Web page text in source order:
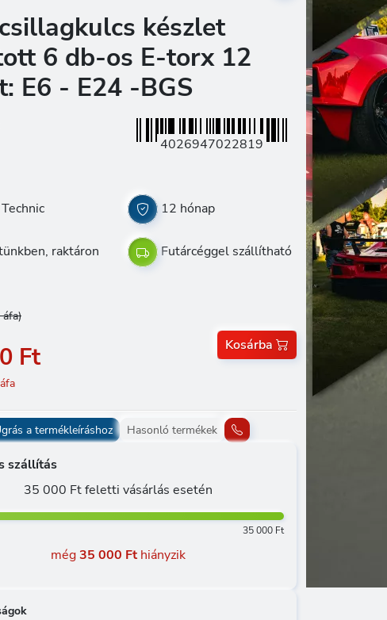
készlet
6 db-os E-torx 12
E6 - E24 -BGS
4026947022819
12 hónap
raktáron Futárcéggel szállítható
Ft Kosárba
a termékleíráshoz Hasonló termékek
szállítás
35 000 Ft feletti vásárlás esetén
35 000 Ft
még35 000 Fthiányzik